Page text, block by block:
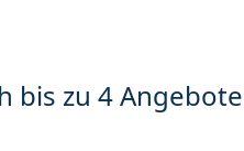
bis zu 4